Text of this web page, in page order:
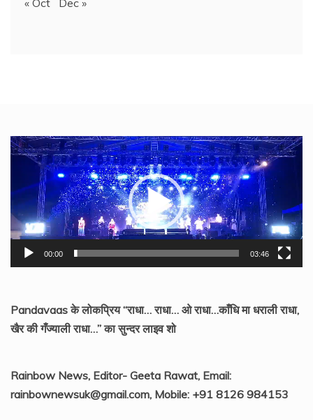
Video
Player
00:00 03:46
Pandavaas के लोकप्रिय “राधा… राधा… ओ राधा…काँधि मा धराली राधा,
खैर की गँज्याली राधा…” का सुन्दर लाइव शो
Rainbow News, Editor- Geeta Rawat, Email:
rainbownewsuk@gmail.com, Mobile: +91 8126 984153